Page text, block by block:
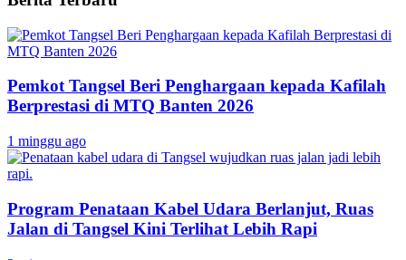
Pemkot Tangsel Beri Penghargaan kepada Kafilah
Berprestasi di MTQ Banten 2026
1 minggu ago
Program Penataan Kabel Udara Berlanjut, Ruas
Jalan di Tangsel Kini Terlihat Lebih Rapi